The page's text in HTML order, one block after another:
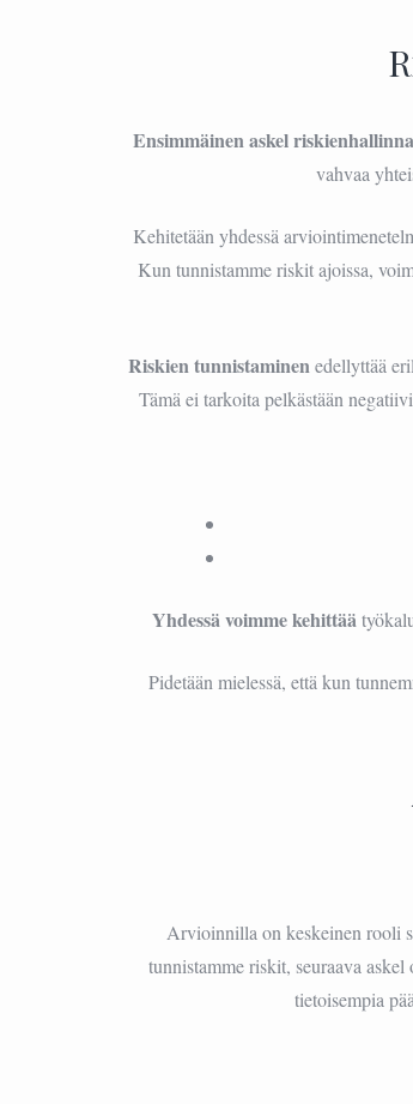
Ensimmäinen askel
vahvaa
Kehitetään yhdessä
Kun tunnistamme riskit ajoissa,
Riskien tunnistaminenedellyttää
Tämä ei tarkoita pelkästään
Yhdessä voimme kehittää
Pidetään mielessä, että kun
Arvioinnilla on keskeinen rooli
tunnistamme riskit, seuraava
tietoisempia